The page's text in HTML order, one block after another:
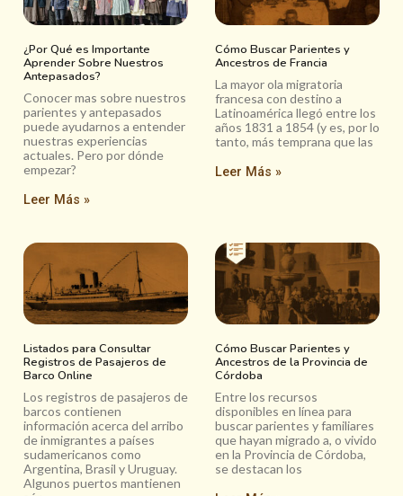
¿Por Qué es Importante
Aprender Sobre Nuestros
Antepasados?
Conocer mas sobre nuestros
parientes y antepasados
puede ayudarnos a entender
nuestras experiencias
actuales. Pero por dónde
empezar?
Leer Más »
Cómo Buscar Parientes y
Ancestros de Francia
La mayor ola migratoria
francesa con destino a
Latinoamérica llegó entre los
años 1831 a 1854 (y es, por lo
tanto, más temprana que las
Leer Más »
Listados para Consultar
Registros de Pasajeros de
Barco Online
Los registros de pasajeros de
barcos contienen
información acerca del arribo
de inmigrantes a países
sudamericanos como
Argentina, Brasil y Uruguay.
Algunos puertos mantienen
Cómo Buscar Parientes y
Ancestros de la Provincia de
Córdoba
Entre los recursos
disponibles en línea para
buscar parientes y familiares
que hayan migrado a, o vivido
en la Provincia de Córdoba,
se destacan los